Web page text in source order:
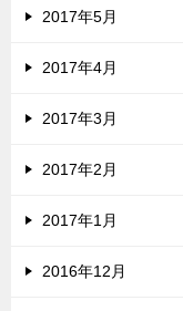
2017年5月
2017年4月
2017年3月
2017年2月
2017年1月
2016年12月